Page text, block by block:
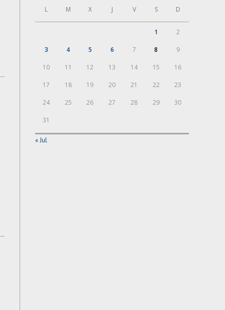
L M X J V S D
1 2
3 4 5 6 7 8 9
10 11 12 13 14 15 16
17 18 19 20 21 22 23
24 25 26 27 28 29 30
31
« Jul